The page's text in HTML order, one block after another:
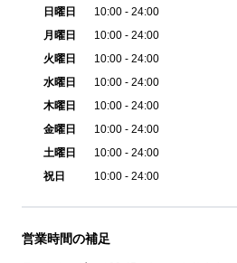
日曜日
10:00 - 24:00
月曜日
10:00 - 24:00
火曜日
10:00 - 24:00
水曜日
10:00 - 24:00
木曜日
10:00 - 24:00
金曜日
10:00 - 24:00
土曜日
10:00 - 24:00
祝日
10:00 - 24:00
営業時間の補足